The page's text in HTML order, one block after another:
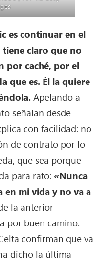
es continuar en el
tiene claro que no
por caché, por el
que es. Él la quiere
Apelando a
señalan desde
con facilidad: no
de contrato por lo
que sea porque
para rato: «Nunca
en mi vida y no va a
la anterior
por buen camino.
confirman que va
dicho la última